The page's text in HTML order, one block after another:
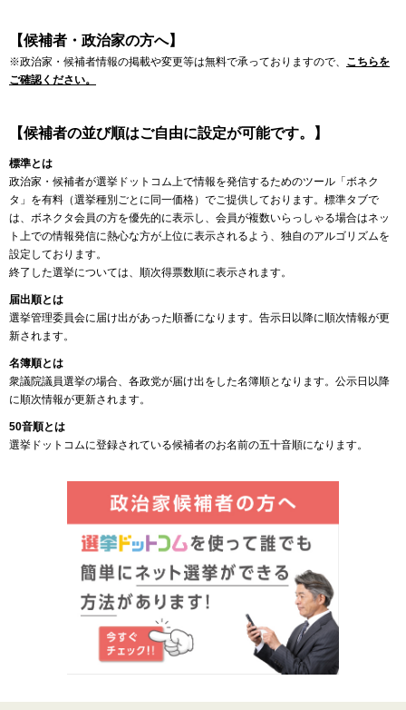
【候補者・政治家の方へ】
※政治家・候補者情報の掲載や変更等は無料で承っておりますので、 こちらを
ご確認ください。
【候補者の並び順はご自由に設定が可能です。】
標準とは
政治家・候補者が選挙ドットコム上で情報を発信するためのツール「ボネク
タ」を有料（選挙種別ごとに同一価格）でご提供しております。標準タブで
は、ボネクタ会員の方を優先的に表示し、会員が複数いらっしゃる場合はネッ
ト上での情報発信に熱心な方が上位に表示されるよう、独自のアルゴリズムを
設定しております。
終了した選挙については、順次得票数順に表示されます。
届出順とは
選挙管理委員会に届け出があった順番になります。告示日以降に順次情報が更
新されます。
名簿順とは
衆議院議員選挙の場合、各政党が届け出をした名簿順となります。公示日以降
に順次情報が更新されます。
50音順とは
選挙ドットコムに登録されている候補者のお名前の五十音順になります。